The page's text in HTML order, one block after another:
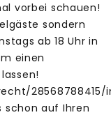
vorbei schauen!
sondern
ab 18 Uhr in
einen
schon auf Ihren